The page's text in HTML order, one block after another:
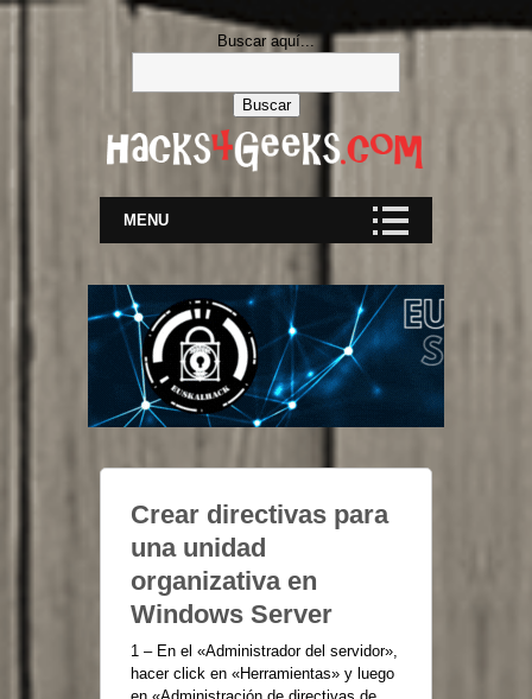
Buscar aquí...
MENU
Crear directivas para
una unidad
organizativa en
Windows Server
1 – En el «Administrador del servidor»,
hacer click en «Herramientas» y luego